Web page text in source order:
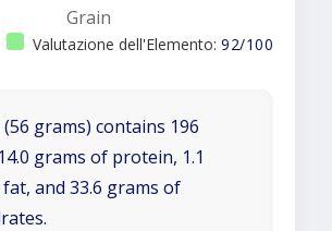
Grain
Valutazione dell'Elemento: 92/100
grams) contains 196
grams of protein, 1.1
and 33.6 grams of